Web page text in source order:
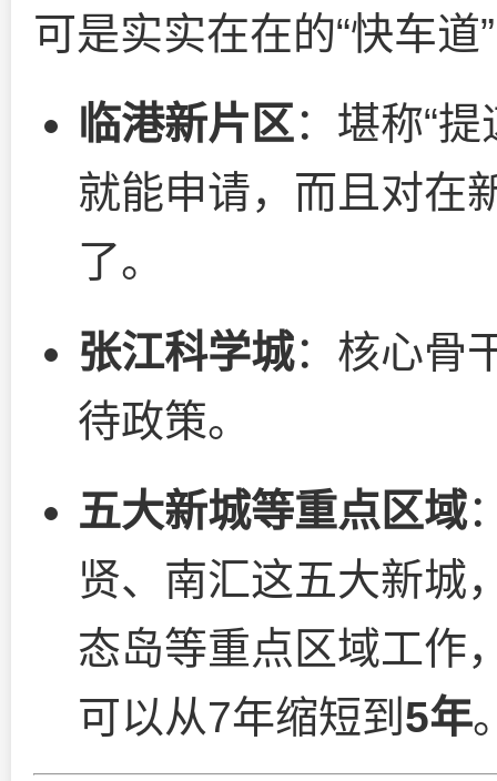
可是实实在在的“快车道
临港新片区：堪称“
就能申请，而且对在
了。
张江科学城：核心骨
待政策。
五大新城等重点区域
贤、南汇这五大新城
态岛等重点区域工作
可以从7年缩短到 5年